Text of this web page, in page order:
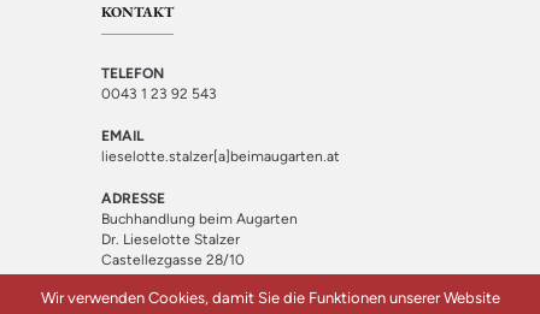
KONTAKT
TELEFON
0043 1 23 92 543
EMAIL
lieselotte.stalzer[a]beimaugarten.at
ADRESSE
Buchhandlung beim Augarten
Dr. Lieselotte Stalzer
Castellezgasse 28/10
Wir verwenden Cookies, damit Sie die Funktionen unserer Website